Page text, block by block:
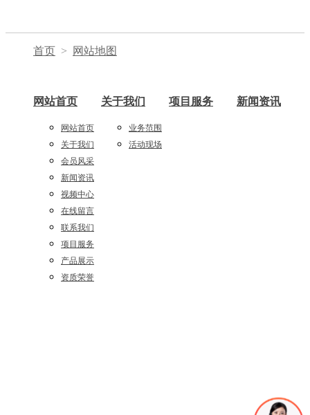
首页 网站地图
网站首页
网站首页
关于我们
会员风采
新闻资讯
视频中心
在线留言
联系我们
项目服务
产品展示
资质荣誉
关于我们
业务范围
活动现场
项目服务 新闻资讯